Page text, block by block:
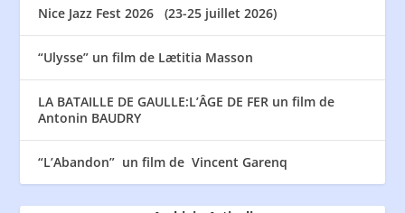
Nice Jazz Fest 2026 (23-25 juillet 2026)
“Ulysse” un film de Lætitia Masson
LA BATAILLE DE GAULLE:L’ÂGE DE FER un film de
Antonin BAUDRY
“L’Abandon” un film de Vincent Garenq